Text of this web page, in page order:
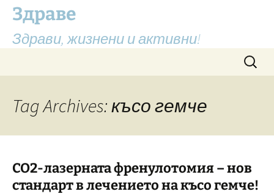
Здраве
Здрави, жизнени и активни!
Search
for:
Tag Archives: късо гемче
СО2-лазерната френулотомия – нов
стандарт в лечението на късо гемче!